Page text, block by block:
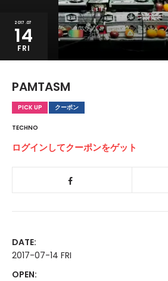
2017.07
14
FRI
PAMTASM
PICK UP クーポン
TECHNO
ログインしてクーポンをゲット
DATE:
2017-07-14 FRI
OPEN: